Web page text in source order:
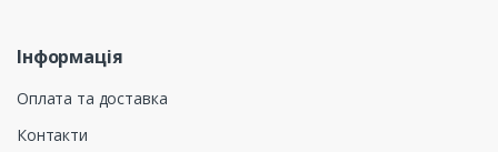
Інформація
Оплата та доставка
Контакти